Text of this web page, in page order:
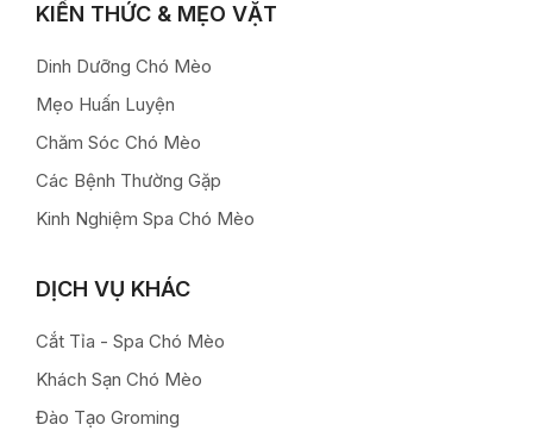
KIẾN THỨC & MẸO VẶT
Dinh Dưỡng Chó Mèo
Mẹo Huấn Luyện
Chăm Sóc Chó Mèo
Các Bệnh Thường Gặp
Kinh Nghiệm Spa Chó Mèo
DỊCH VỤ KHÁC
Cắt Tỉa - Spa Chó Mèo
Khách Sạn Chó Mèo
Đào Tạo Groming